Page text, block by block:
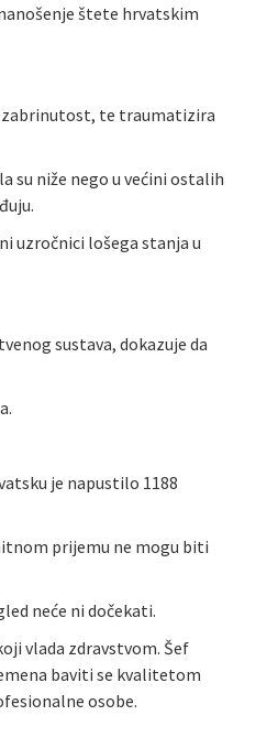
štete hrvatskim
zabrinutost, te traumatizira
su niže nego u većini ostalih
uzročnici lošega stanja u
sustava, dokazuje da
je napustilo 1188
prijemu ne mogu biti
neće ni dočekati.
vlada zdravstvom. Šef
baviti se kvalitetom
osobe.